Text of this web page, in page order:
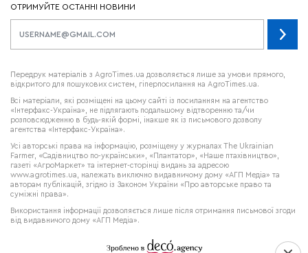
ОТРИМУЙТЕ ОСТАННІ НОВИНИ
Передрук матеріалів з AgroTimes.ua дозволяється лише за умови прямого,
відкритого для пошукових систем, гіперпосилання на AgroTimes.ua.
Всі матеріали, які розміщені на цьому сайті із посиланням на агентство
«Інтерфакс-Україна», не підлягають подальшому відтворенню та/чи
розповсюдженню в будь-якій формі, інакше як із письмового дозволу
агентства «Інтерфакс-Україна».
Усі авторські права на інформацію, розміщену у журналах The Ukrainian
Farmer , «Садівництво по-українськи», «Плантатор», «Наше птахівництво»,
газеті «АгроМаркет» та інтернет-сторінці видань за адресою
www.agrotimes.ua,
належать виключно видавничому дому «АГП Медіа» та
авторам публікацій, згідно із Законом України «Про авторське право та
суміжні права».
Використання інформації дозволяється лише після отримання письмової згоди
від видавничого дому «АГП Медіа».